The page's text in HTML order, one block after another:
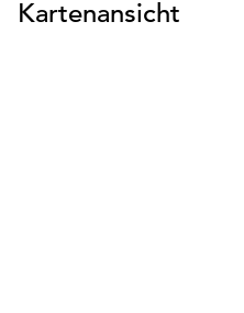
Kartenansicht